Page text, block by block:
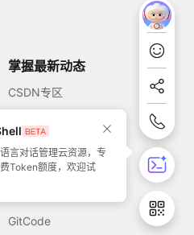
掌握最新动态
CSDN专区
51CTO
GitCode
言对话管理云资源，专
Token额度，欢迎试